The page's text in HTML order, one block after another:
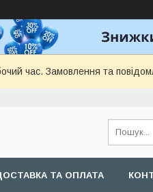
час. Замовлення та
ТА ОПЛАТА